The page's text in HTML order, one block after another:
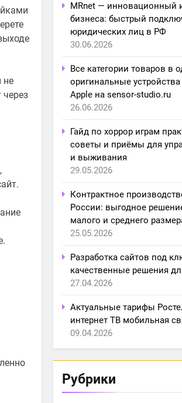
не
через
MRnet — инновационный
бизнеса: быстрый
юридических лиц в РФ
30.06.2026
Все категории товаров в
оригинальные
Apple на sensor-studio.ru
26.06.2026
Гайд по хоррор играм
советы и приёмы для
и выживания
29.05.2026
Контрактное
России: выгодное
малого и среднего
25.05.2026
Разработка сайтов под
качественные решения
27.04.2026
Актуальные тарифы
интернет ТВ мобильная
09.04.2026
Рубрики